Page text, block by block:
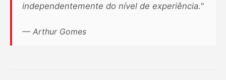
independentemente do nível de experiência."
— Arthur Gomes